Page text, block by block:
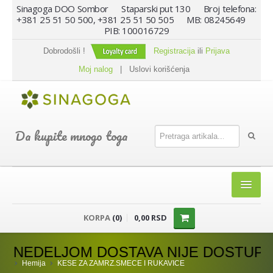
Sinagoga DOO Sombor Staparski put 130 Broj telefona:
+381 25 51 50 500, +381 25 51 50 505 MB: 08245649
PIB: 100016729
Dobrodošli ! Registracijaili Prijava
Moj nalog
Uslovi korišćenja
Da kupite mnogo toga
SHOP
PREHRANA
KORPA (0) 0,00 RSD
NIJE DOSTUPNA.
Hemija KESE ZA ZAMRZ.SMECE I RUKAVICE